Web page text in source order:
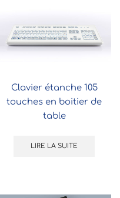
Clavier étanche 105
touches en boitier de
table
LIRE LA SUITE